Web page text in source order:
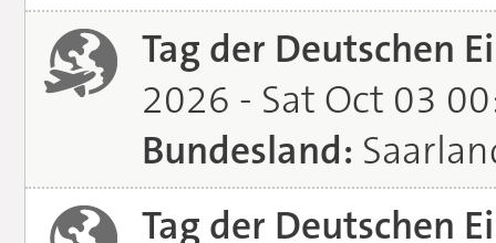
Tag der Deutschen
2026 - Sat Oct 03
Bundesland:
Tag der Deutschen